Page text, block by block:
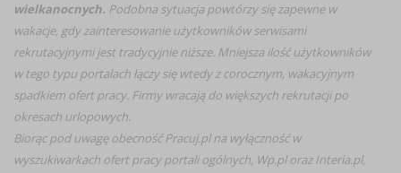
wielkanocnych. Podobna sytuacja powtórzy się zapewne w
wakacje, gdy zainteresowanie użytkowników serwisami
rekrutacyjnymi jest tradycyjnie niższe. Mniejsza ilość użytkowników
w tego typu portalach łączy się wtedy z corocznym, wakacyjnym
spadkiem ofert pracy. Firmy wracają do większych rekrutacji po
okresach urlopowych.
Biorąc pod uwagę obecność Pracuj.pl na wyłączność w
wyszukiwarkach ofert pracy portali ogólnych, Wp.pl oraz Interia.pl,